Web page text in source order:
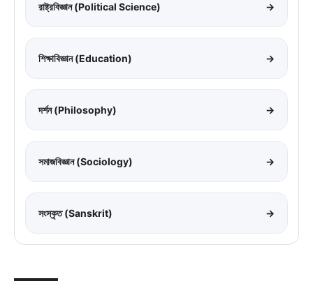
রাষ্ট্রবিজ্ঞান (Political Science) →
শিক্ষাবিজ্ঞান (Education) →
দর্শন (Philosophy) →
সমাজবিজ্ঞান (Sociology) →
সংস্কৃত (Sanskrit) →